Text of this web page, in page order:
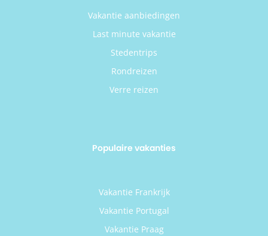
Vakantie aanbiedingen
Last minute vakantie
Stedentrips
Rondreizen
Verre reizen
Populaire vakanties
Vakantie Frankrijk
Vakantie Portugal
Vakantie Praag